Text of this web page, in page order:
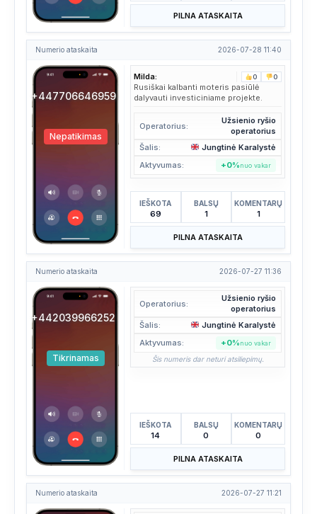
PILNA ATASKAITA
Numerio ataskaita 2026-07-28 11:40
+447706646959
Nepatikimas
Milda:
Rusiškai kalbanti moteris pasiūlė
dalyvauti investiciniame projekte.
0 0
Operatorius:
Užsienio ryšio
operatorius
Šalis:
Jungtinė Karalystė
Aktyvumas:
+0%nuo vakar
IEŠKOTA
69
BALSŲ
1
KOMENTARŲ
1
PILNA ATASKAITA
Numerio ataskaita 2026-07-27 11:36
+442039966252
Tikrinamas
Operatorius:
Užsienio ryšio
operatorius
Šalis:
Jungtinė Karalystė
Aktyvumas:
+0%nuo vakar
Šis numeris dar neturi atsiliepimų.
IEŠKOTA
14
BALSŲ
0
KOMENTARŲ
0
PILNA ATASKAITA
Numerio ataskaita 2026-07-27 11:21